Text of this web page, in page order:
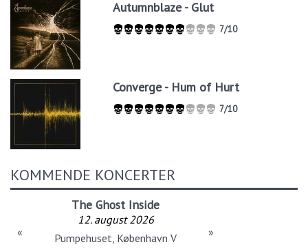
Autumnblaze - Glut
7/10
Converge - Hum of Hurt
7/10
KOMMENDE KONCERTER
The Ghost Inside
12. august 2026
Pumpehuset, København V
« »